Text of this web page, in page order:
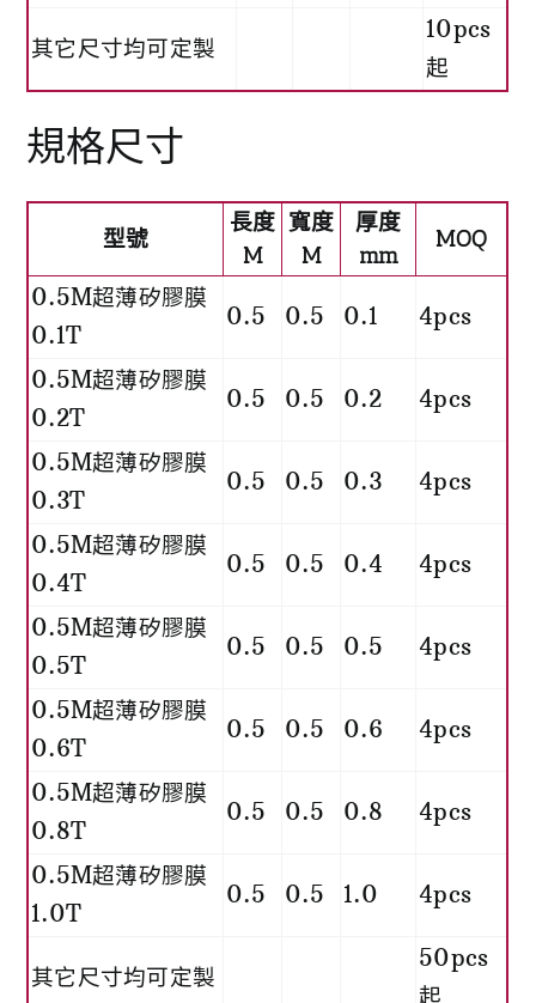
其它尺寸均可定製
10pcs
起
規格尺寸
型號
長度
M
寬度
M
厚度
mm
MOQ
0.5M超薄矽膠膜
0.1T
0.5 0.5 0.1 4pcs
0.5M超薄矽膠膜
0.2T
0.5 0.5 0.2 4pcs
0.5M超薄矽膠膜
0.3T
0.5 0.5 0.3 4pcs
0.5M超薄矽膠膜
0.4T
0.5 0.5 0.4 4pcs
0.5M超薄矽膠膜
0.5T
0.5 0.5 0.5 4pcs
0.5M超薄矽膠膜
0.6T
0.5 0.5 0.6 4pcs
0.5M超薄矽膠膜
0.8T
0.5 0.5 0.8 4pcs
0.5M超薄矽膠膜
1.0T
0.5 0.5 1.0 4pcs
其它尺寸均可定製
50pcs
起